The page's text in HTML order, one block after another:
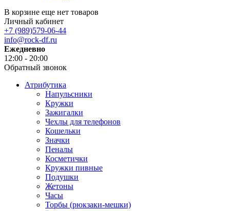
В корзине еще нет товаров
Личный кабинет
+7 (989)579-06-44
info@rock-df.ru
Ежедневно
12:00 - 20:00
Обратный звонок
Атрибутика
Напульсники
Кружки
Зажигалки
Чехлы для телефонов
Кошельки
Значки
Пеналы
Косметички
Кружки пивные
Подушки
Жетоны
Часы
Торбы (рюкзаки-мешки)